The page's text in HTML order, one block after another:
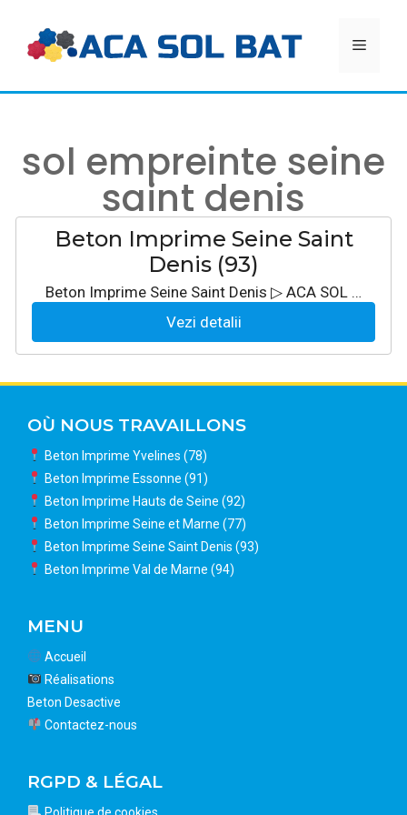
contenu
sol empreinte seine
saint denis
Beton Imprime Seine Saint
Denis (93)
Beton Imprime Seine Saint Denis ▷ ACA SOL …
Vezi detalii
OÙ NOUS TRAVAILLONS
Beton Imprime Yvelines (78)
Beton Imprime Essonne (91)
Beton Imprime Hauts de Seine (92)
Beton Imprime Seine et Marne (77)
Beton Imprime Seine Saint Denis (93)
Beton Imprime Val de Marne (94)
MENU
Accueil
Réalisations
Beton Desactive
Contactez-nous
RGPD & LÉGAL